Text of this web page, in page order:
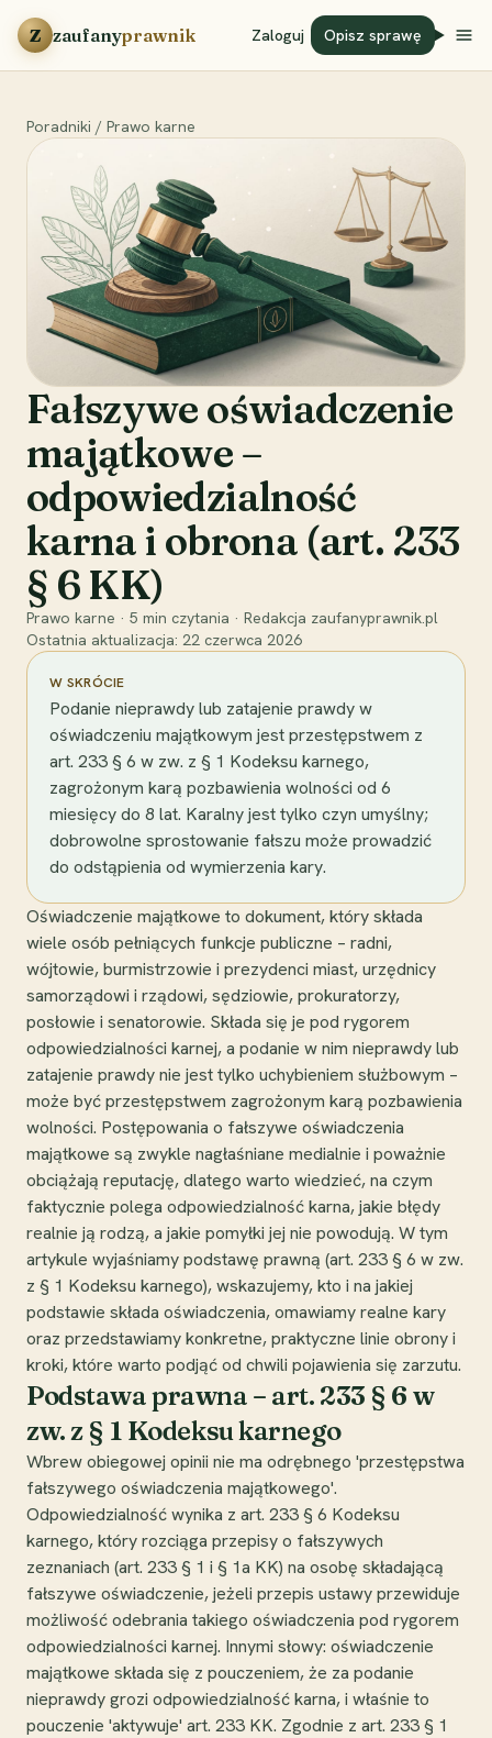
Przejdź do treści
Z zaufanyprawnik Zaloguj Opisz sprawę
Poradniki / Prawo karne
Fałszywe oświadczenie
majątkowe –
odpowiedzialność
karna i obrona (art. 233
§ 6 KK)
Prawo karne · 5 min czytania · Redakcja zaufanyprawnik.pl
Ostatnia aktualizacja: 22 czerwca 2026
W SKRÓCIE
Podanie nieprawdy lub zatajenie prawdy w
oświadczeniu majątkowym jest przestępstwem z
art. 233 § 6 w zw. z § 1 Kodeksu karnego,
zagrożonym karą pozbawienia wolności od 6
miesięcy do 8 lat. Karalny jest tylko czyn umyślny;
dobrowolne sprostowanie fałszu może prowadzić
do odstąpienia od wymierzenia kary.
Oświadczenie majątkowe to dokument, który składa
wiele osób pełniących funkcje publiczne – radni,
wójtowie, burmistrzowie i prezydenci miast, urzędnicy
samorządowi i rządowi, sędziowie, prokuratorzy,
posłowie i senatorowie. Składa się je pod rygorem
odpowiedzialności karnej, a podanie w nim nieprawdy lub
zatajenie prawdy nie jest tylko uchybieniem służbowym –
może być przestępstwem zagrożonym karą pozbawienia
wolności. Postępowania o fałszywe oświadczenia
majątkowe są zwykle nagłaśniane medialnie i poważnie
obciążają reputację, dlatego warto wiedzieć, na czym
faktycznie polega odpowiedzialność karna, jakie błędy
realnie ją rodzą, a jakie pomyłki jej nie powodują. W tym
artykule wyjaśniamy podstawę prawną (art. 233 § 6 w zw.
z § 1 Kodeksu karnego), wskazujemy, kto i na jakiej
podstawie składa oświadczenia, omawiamy realne kary
oraz przedstawiamy konkretne, praktyczne linie obrony i
kroki, które warto podjąć od chwili pojawienia się zarzutu.
Podstawa prawna – art. 233 § 6 w
zw. z § 1 Kodeksu karnego
Wbrew obiegowej opinii nie ma odrębnego 'przestępstwa
fałszywego oświadczenia majątkowego'.
Odpowiedzialność wynika z art. 233 § 6 Kodeksu
karnego, który rozciąga przepisy o fałszywych
zeznaniach (art. 233 § 1 i § 1a KK) na osobę składającą
fałszywe oświadczenie, jeżeli przepis ustawy przewiduje
możliwość odebrania takiego oświadczenia pod rygorem
odpowiedzialności karnej. Innymi słowy: oświadczenie
majątkowe składa się z pouczeniem, że za podanie
nieprawdy grozi odpowiedzialność karna, i właśnie to
pouczenie 'aktywuje' art. 233 KK. Zgodnie z art. 233 § 1